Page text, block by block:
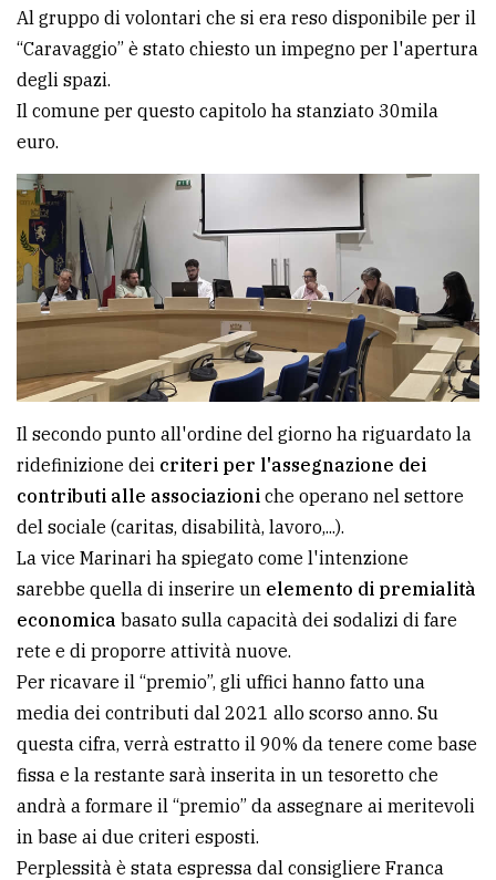
PRIVACY
Privacy
policy
Cookie
policy
Al gruppo di volontari che si era reso disponibile per il
“Caravaggio” è stato chiesto un impegno per l'apertura
degli spazi.
Il comune per questo capitolo ha stanziato 30mila
euro.
Il secondo punto all'ordine del giorno ha riguardato la
ridefinizione dei criteri per l'assegnazione dei
contributi alle associazioni che operano nel settore
del sociale (caritas, disabilità, lavoro,...).
La vice Marinari ha spiegato come l'intenzione
sarebbe quella di inserire un elemento di premialità
economica basato sulla capacità dei sodalizi di fare
rete e di proporre attività nuove.
Per ricavare il “premio”, gli uffici hanno fatto una
media dei contributi dal 2021 allo scorso anno. Su
questa cifra, verrà estratto il 90% da tenere come base
fissa e la restante sarà inserita in un tesoretto che
andrà a formare il “premio” da assegnare ai meritevoli
in base ai due criteri esposti.
Perplessità è stata espressa dal consigliere Franca